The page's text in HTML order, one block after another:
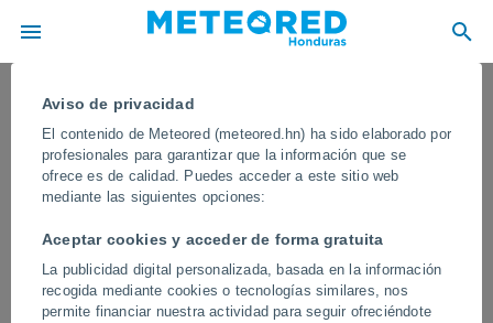
Aviso de privacidad
El contenido de Meteored (meteored.hn) ha sido elaborado por
profesionales para garantizar que la información que se
ofrece es de calidad. Puedes acceder a este sitio web
mediante las siguientes opciones:
Aceptar cookies y acceder de forma gratuita
La publicidad digital personalizada, basada en la información
recogida mediante cookies o tecnologías similares, nos
permite financiar nuestra actividad para seguir ofreciéndote